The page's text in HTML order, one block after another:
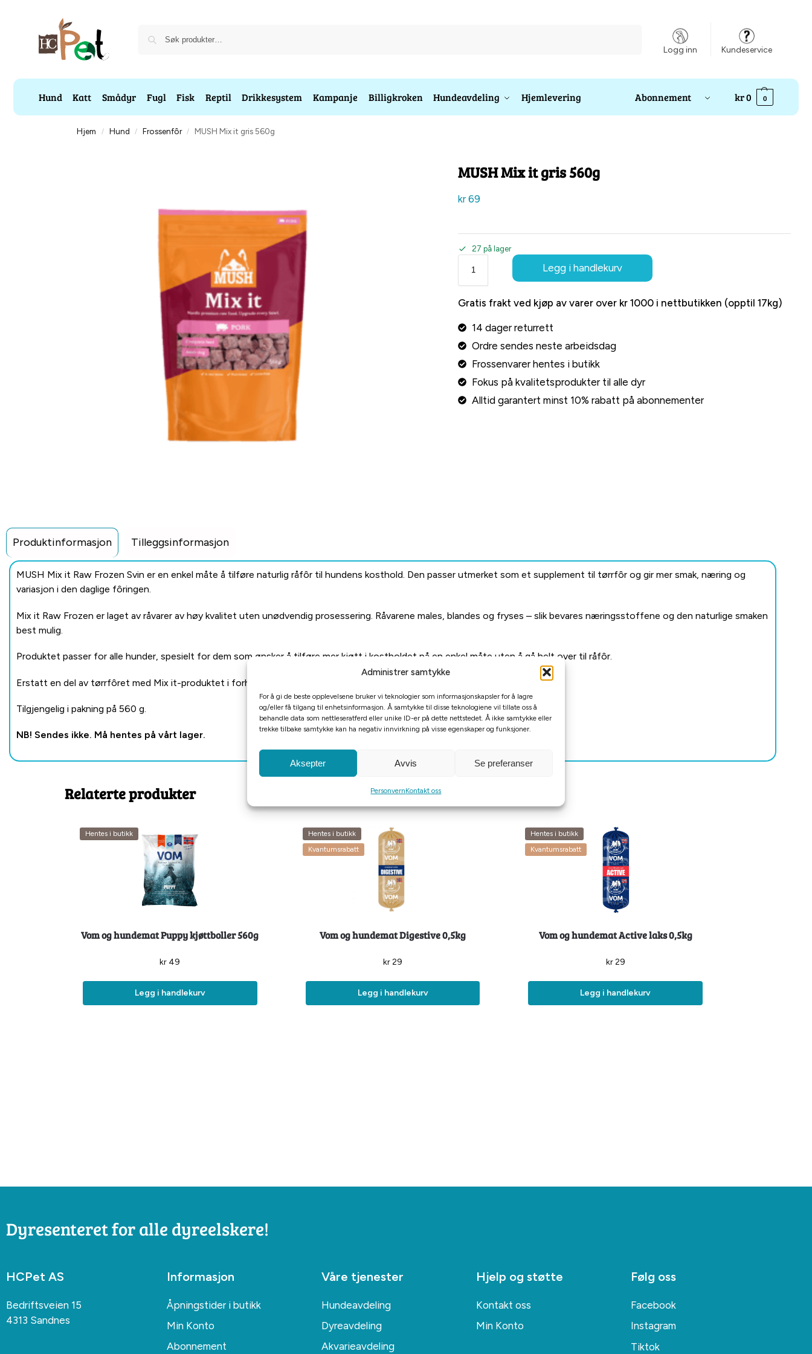
Administrer samtykke
For å gi de beste opplevelsene bruker vi teknologier som informasjonskapsler for å lagre
og/eller få tilgang til enhetsinformasjon. Å samtykke til disse teknologiene vil tillate oss å
behandle data som nettleseratferd eller unike ID-er på dette nettstedet. Å ikke samtykke eller
trekke tilbake samtykke kan ha negativ innvirkning på visse egenskaper og funksjoner.
Aksepter Avvis Se preferanser
PersonvernKontakt oss
Logg inn Kundeservice
Hund Katt Smådyr Fugl Fisk Reptil Drikkesystem Kampanje Billigkroken Hundeavdeling Hjemlevering Abonnement kr0 0
Hjem / Hund / Frossenfôr / MUSH Mix it gris 560g
MUSH Mix it gris 560g
kr69
27 på lager
Legg i handlekurv
Gratis frakt ved kjøp av varer over kr 1000 i nettbutikken (opptil 17kg)
14 dager returrett
Ordre sendes neste arbeidsdag
Frossenvarer hentes i butikk
Fokus på kvalitetsprodukter til alle dyr
Alltid garantert minst 10% rabatt på abonnementer
Produktinformasjon Tilleggsinformasjon
MUSH Mix it Raw Frozen Svin er en enkel måte å tilføre naturlig råfôr til hundens kosthold. Den passer utmerket som et supplement til tørrfôr og gir mer smak, næring og
variasjon i den daglige fôringen.
Mix it Raw Frozen er laget av råvarer av høy kvalitet uten unødvendig prosessering. Råvarene males, blandes og fryses – slik bevares næringsstoffene og den naturlige smaken
best mulig.
Produktet passer for alle hunder, spesielt for dem som ønsker å tilføre mer kjøtt i kostholdet på en enkel måte uten å gå helt over til råfôr.
Erstatt en del av tørrfôret med Mix it-produktet i forholdet 1:1 etter volum og server.
Tilgjengelig i pakning på 560 g.
NB! Sendes ikke. Må hentes på vårt lager.
Relaterte produkter
Hentes i butikk
Vom og hundemat Puppy kjøttboller 560g
kr 49
Legg i handlekurv
Hentes i butikk
Kvantumsrabatt
Vom og hundemat Digestive 0,5kg
kr29
Legg i handlekurv
Hentes i butikk
Kvantumsrabatt
Vom og hundemat Active laks 0,5kg
kr29
Legg i handlekurv
Dyresenteret for alle dyreelskere!
HCPet AS
Bedriftsveien 15
4313 Sandnes
Informasjon
Åpningstider i butikk
Min Konto
Abonnement
Våre tjenester
Hundeavdeling
Dyreavdeling
Akvarieavdeling
Hjelp og støtte
Kontakt oss
Min Konto
Følg oss
Facebook
Instagram
Tiktok